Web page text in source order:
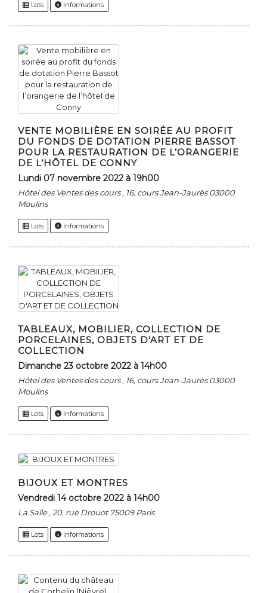
Lots Informations
VENTE MOBILIÈRE EN SOIRÉE AU PROFIT
DU FONDS DE DOTATION PIERRE BASSOT
POUR LA RESTAURATION DE L’ORANGERIE
DE L’HÔTEL DE CONNY
lundi 07 novembre 2022 à 19h00
Hôtel des Ventes des cours , 16, cours Jean-Jaurès 03000
Moulins
Lots Informations
TABLEAUX, MOBILIER, COLLECTION DE
PORCELAINES, OBJETS D'ART ET DE
COLLECTION
dimanche 23 octobre 2022 à 14h00
Hôtel des Ventes des cours , 16, cours Jean-Jaurès 03000
Moulins
Lots Informations
BIJOUX ET MONTRES
vendredi 14 octobre 2022 à 14h00
La Salle , 20, rue Drouot 75009 Paris
Lots Informations